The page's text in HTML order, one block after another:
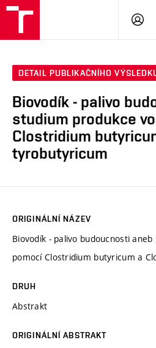
DETAIL PUBLIKAČNÍHO
Biovodík - palivo
studium produkce
Clostridium
tyrobutyricum
ORIGINÁLNÍ NÁZEV
Biovodík - palivo budoucnosti
pomocí Clostridium butyricum a
DRUH
Abstrakt
ORIGINÁLNÍ ABSTRAKT